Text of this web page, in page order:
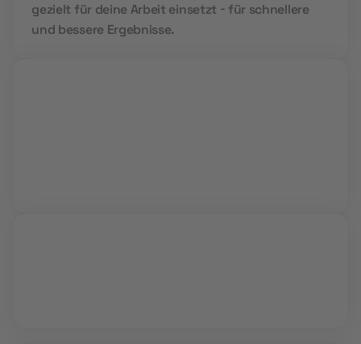
gezielt für deine Arbeit einsetzt - für schnellere
und bessere Ergebnisse.